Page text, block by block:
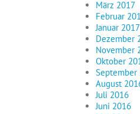
März 2017
Februar
Januar 2017
Dezember
November
Oktober
September
August
Juli 2016
Juni 2016